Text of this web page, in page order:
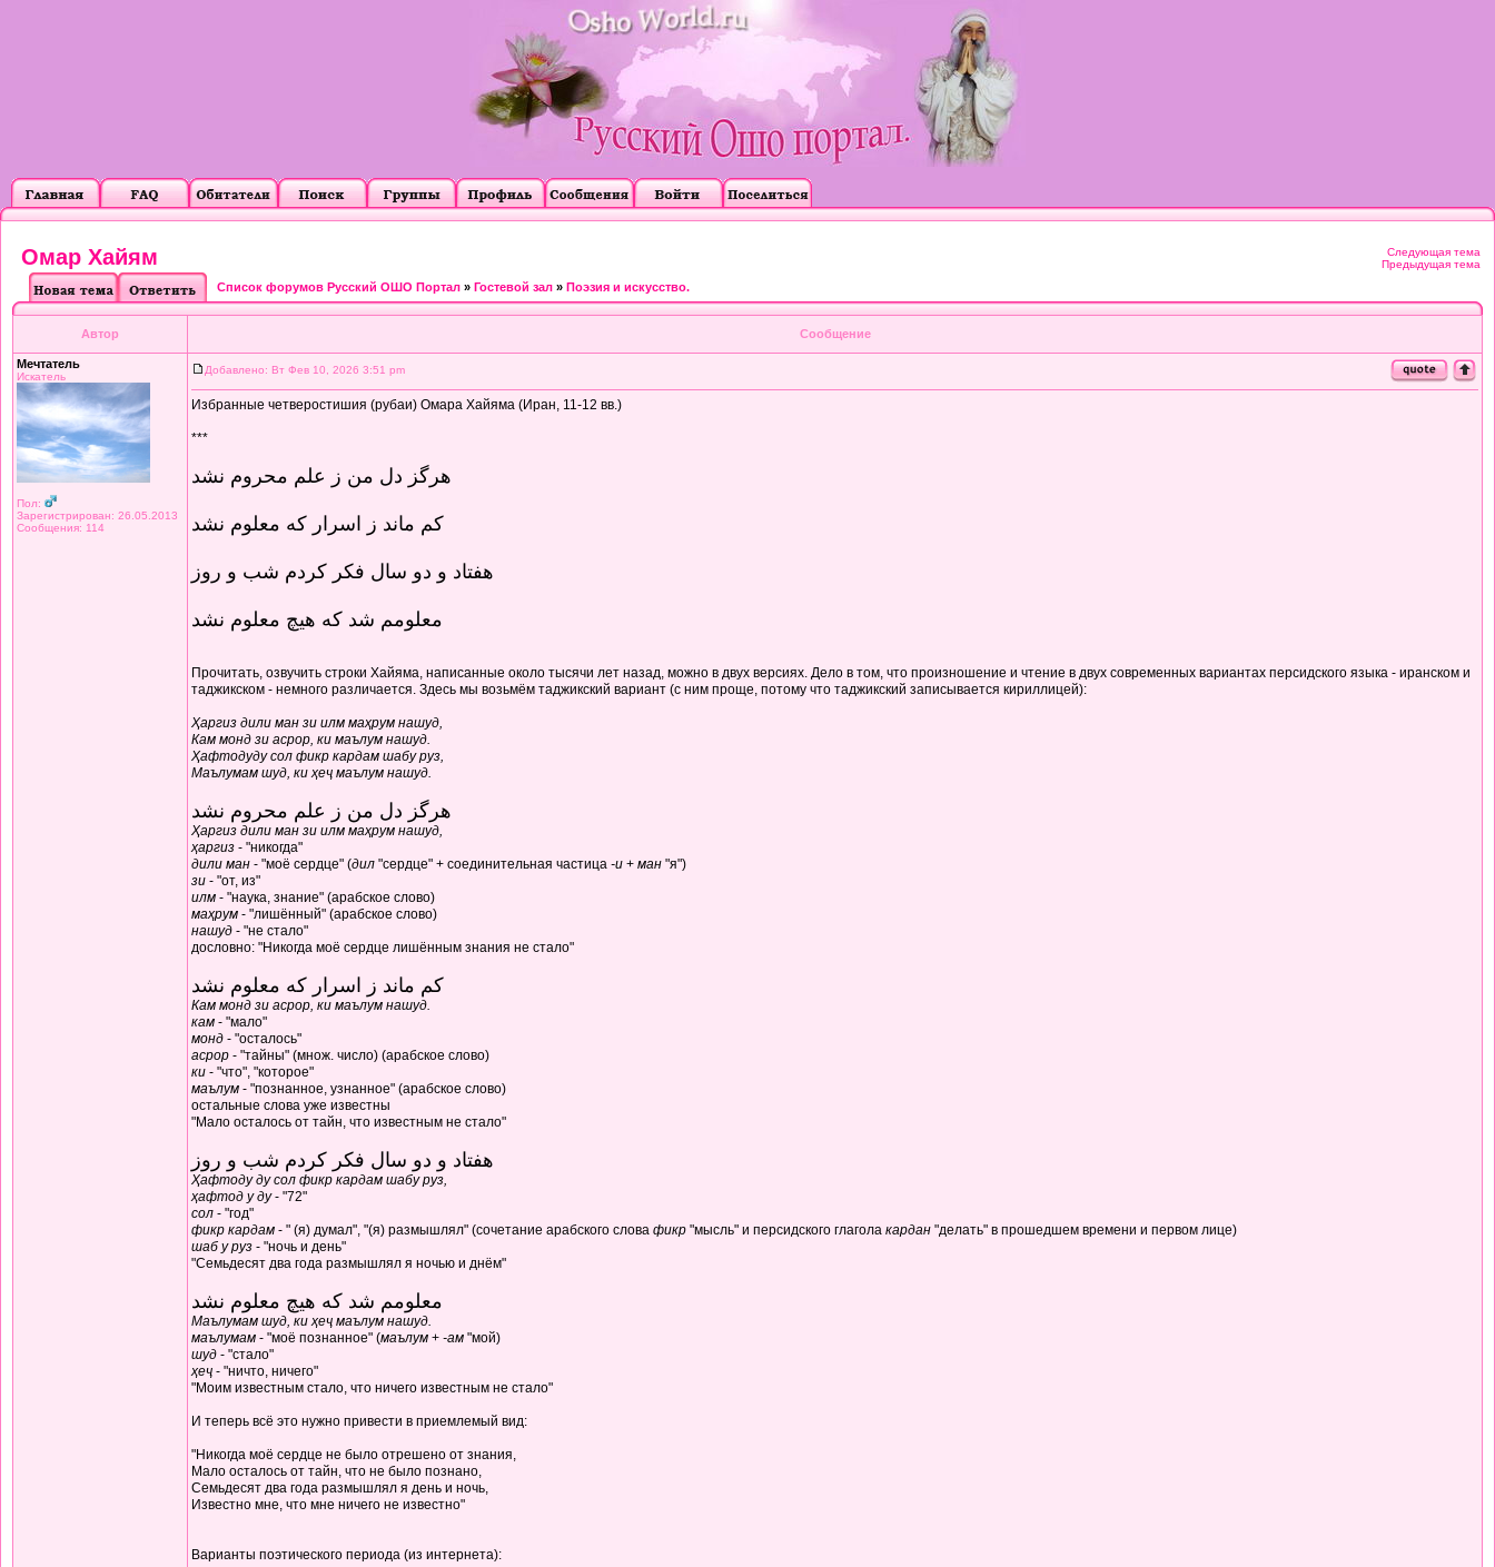
Омар Хайям
Следующая тема
Предыдущая тема
Список форумов Русский ОШО Портал » Гостевой зал » Поэзия и искусство.
Автор Сообщение
Мечтатель
Искатель
Пол:
Зарегистрирован: 26.05.2013
Сообщения: 114
Добавлено: Вт Фев 10, 2026 3:51 pm
Избранные четверостишия (рубаи) Омара Хайяма (Иран, 11-12 вв.)
***
هرگز دل من ز علم محروم نشد
کم ماند ز اسرار که معلوم نشد
هفتاد و دو سال فکر کردم شب و روز
معلومم شد که هیچ معلوم نشد
Прочитать, озвучить строки Хайяма, написанные около тысячи лет назад, можно в двух версиях. Дело в том, что произношение и чтение в двух современных вариантах персидского языка - иранском и
таджикском - немного различается. Здесь мы возьмём таджикский вариант (с ним проще, потому что таджикский записывается кириллицей):
Ҳаргиз дили ман зи илм маҳрум нашуд,
Кам монд зи асрор, ки маълум нашуд.
Ҳафтодуду сол фикр кардам шабу руз,
Маълумам шуд, ки ҳеҷ маълум нашуд.
هرگز دل من ز علم محروم نشد
Ҳаргиз дили ман зи илм маҳрум нашуд,
ҳаргиз - "никогда"
дили ман - "моё сердце" (дил "сердце" + соединительная частица -и + ман "я")
зи - "от, из"
илм - "наука, знание" (арабское слово)
маҳрум - "лишённый" (арабское слово)
нашуд - "не стало"
дословно: "Никогда моё сердце лишённым знания не стало"
کم ماند ز اسرار که معلوم نشد
Кам монд зи асрор, ки маълум нашуд.
кам - "мало"
монд - "осталось"
асрор - "тайны" (множ. число) (арабское слово)
ки - "что", "которое"
маълум - "познанное, узнанное" (арабское слово)
остальные слова уже известны
"Мало осталось от тайн, что известным не стало"
هفتاد و دو سال فکر کردم شب و روز
Ҳафтоду ду сол фикр кардам шабу руз,
ҳафтод у ду- "72"
сол - "год"
фикр кардам - " (я) думал", "(я) размышлял" (сочетание арабского слова фикр "мысль" и персидского глагола кардан "делать" в прошедшем времени и первом лице)
шаб у руз - "ночь и день"
"Семьдесят два года размышлял я ночью и днём"
معلومم شد که هیچ معلوم نشد
Маълумам шуд, ки ҳеҷ маълум нашуд.
маълумам - "моё познанное" (маълум + -ам "мой)
шуд - "стало"
ҳеҷ - "ничто, ничего"
"Моим известным стало, что ничего известным не стало"
И теперь всё это нужно привести в приемлемый вид:
"Никогда моё сердце не было отрешено от знания,
Мало осталось от тайн, что не было познано,
Семьдесят два года размышлял я день и ночь,
Известно мне, что мне ничего не известно"
Варианты поэтического периода (из интернета):